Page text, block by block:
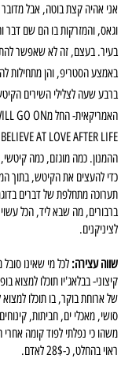
אני אהיה קצת בוטה, אבל
וגאס, והמזרקות בו הם שם דבר
בעיר. בעצם, זה לא שאפשר
באמצע הסטריפ, והן מתחילות
ברבע שעה לצלילי השירים
ההמנון. כמה מוגזם, כמה
כדי להעצים את הקיטש, בתוך
תערוכה מתחלפת של דברים
ברבורים, מה שבא ליד, הכל
לציניקנים.
שווה עצירה: לכל מי שאינו
קיצוני- בבלאג'יו תוכלו למצוא
של ארוחת בוקר, בו תוכלו
סושי, מאכלי ים, חביתות,
משהו כי נפלתי לפוד קומה
ראוי בהחלט, כ-28$ לאדם.